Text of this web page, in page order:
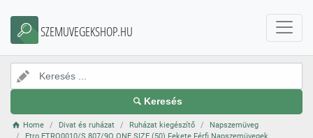
SZEMUVEGEKSHOP.HU
Keresés
Home Divat és ruházat Ruházat kiegészítő
Napszemüveg